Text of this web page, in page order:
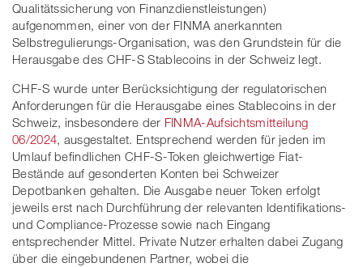
Qualitätssicherung von Finanzdienstleistungen)
aufgenommen, einer von der FINMA anerkannten
Selbstregulierungs-Organisation, was den Grundstein für die
Herausgabe des CHF-S Stablecoins in der Schweiz legt.
CHF-S wurde unter Berücksichtigung der regulatorischen
Anforderungen für die Herausgabe eines Stablecoins in der
Schweiz, insbesondere der FINMA-Aufsichtsmitteilung
06/2024, ausgestaltet. Entsprechend werden für jeden im
Umlauf befindlichen CHF-S-Token gleichwertige Fiat-
Bestände auf gesonderten Konten bei Schweizer
Depotbanken gehalten. Die Ausgabe neuer Token erfolgt
jeweils erst nach Durchführung der relevanten Identifikations-
und Compliance-Prozesse sowie nach Eingang
entsprechender Mittel. Private Nutzer erhalten dabei Zugang
über die eingebundenen Partner, wobei die